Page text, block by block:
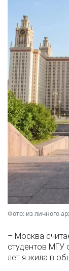
Фото: из личного
– Москва
студентов МГУ
лет я жила в